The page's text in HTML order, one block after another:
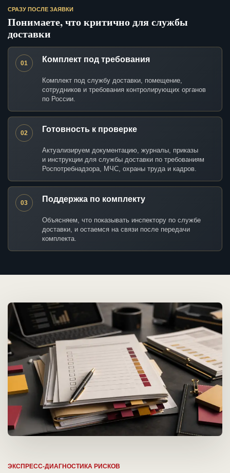
СРАЗУ ПОСЛЕ ЗАЯВКИ
Понимаете, что критично для службы
доставки
01 Комплект под требования
Комплект под службу доставки, помещение,
сотрудников и требования контролирующих органов
по России.
02 Готовность к проверке
Актуализируем документацию, журналы, приказы
и инструкции для службы доставки по требованиям
Роспотребнадзора, МЧС, охраны труда и кадров.
03 Поддержка по комплекту
Объясняем, что показывать инспектору по службе
доставки, и остаемся на связи после передачи
комплекта.
ЭКСПРЕСС-ДИАГНОСТИКА РИСКОВ